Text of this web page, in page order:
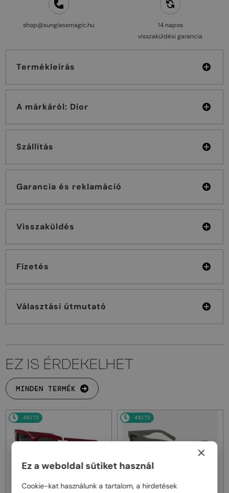
shop@sunglassmagic.hu
14 napos
visszaküldési garancia
Termékleírás
A márkáról: Dior
Szállítás
Garancia és reklamáció
Visszaküldés
Fizetés
Választási útmutató
EZ IS ÉRDEKELHET
MINDEN TERMÉK
48/72 48/72
×
Ez a weboldal sütiket használ
Cookie-kat használunk a tartalom, a hirdetések